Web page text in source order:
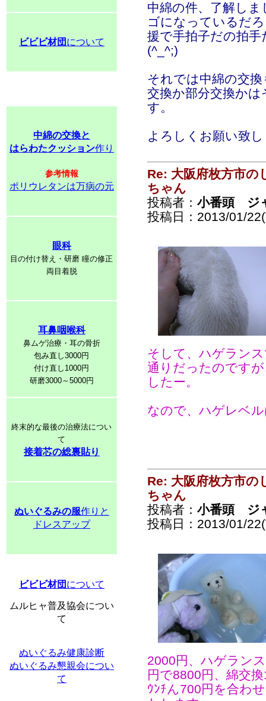
ビビビ材団 について
中綿の交換と
はらわたクッション作り
参考情報
ポリウレタンは万病の元
眼科
目の付け替え・研磨 瞳の修正
両目着脱
耳鼻咽喉科
鼻ムゲ治療・耳の骨折
包み直し3000円
付け直し1000円
研磨3000～5000円
終末的な最後の治療法につい
て
接着芯の総裏貼り
ぬいぐるみの服作りと
ドレスアップ
ビビビ材団 について
ムルヒャ普及協会につい
て
ぬいぐるみ健康診断
ぬいぐるみ懇親会につい
て
中綿の件、了解し
ゴになっているだ
援で手拍子だの拍
(^_^;)
それでは中綿の交
交換か部分交換か
す。
よろしくお願い致
Re: 大阪府枚方市の
ちゃん
投稿者： 小番頭 ジ
投稿日：2013/01/
そして、ハゲラン
通りだったのです
したー。
なので、ハゲレベ
Re: 大阪府枚方市の
ちゃん
投稿者： 小番頭 ジ
投稿日：2013/01/
2000円、ハゲラン
円で8800円、綿交
ｳﾝﾁん700円を合わ